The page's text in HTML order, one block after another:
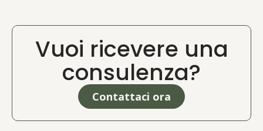
Vuoi ricevere una
consulenza?
Contattaci ora